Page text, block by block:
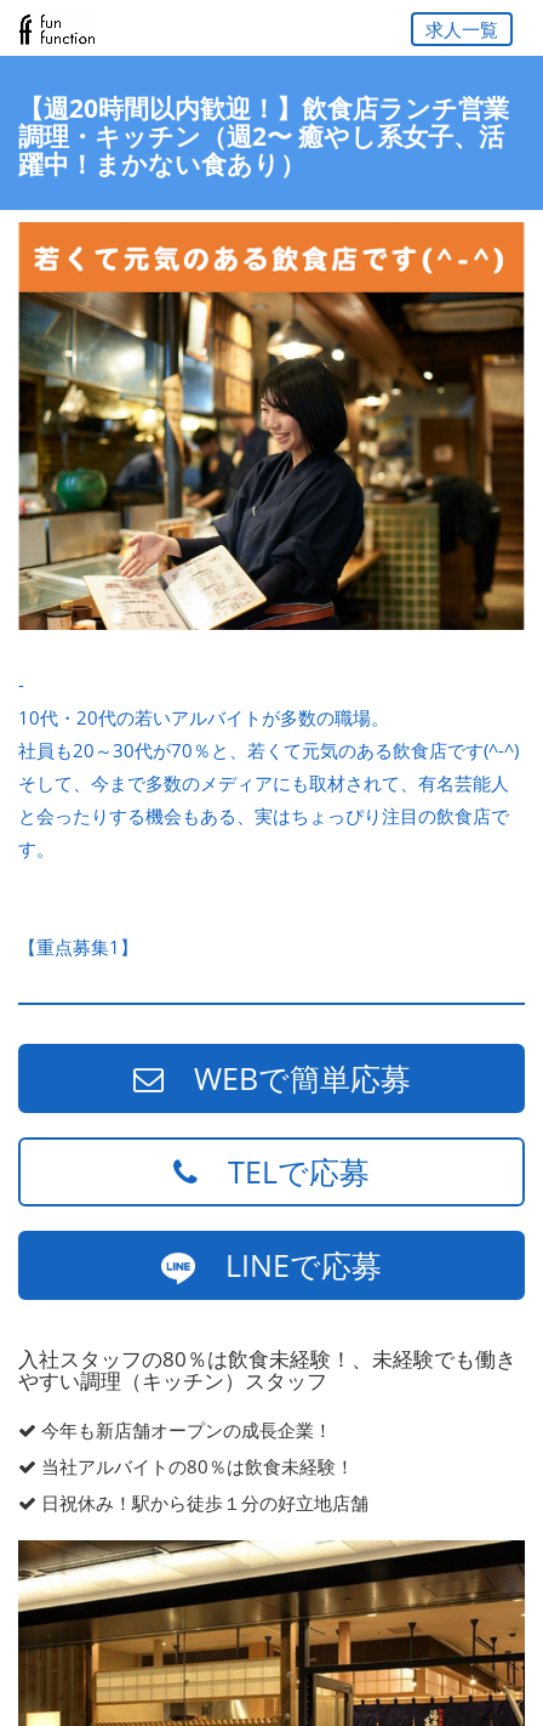
求人一覧
【週20時間以内歓迎！】飲食店ランチ営業
調理・キッチン（週2〜 癒やし系女子、活
躍中！まかない食あり）
-
10代・20代の若いアルバイトが多数の職場。
社員も20～30代が70％と、若くて元気のある飲食店です(^-^)
そして、今まで多数のメディアにも取材されて、有名芸能人
と会ったりする機会もある、実はちょっぴり注目の飲食店で
す。
【重点募集1】
WEBで簡単応募
TELで応募
LINEで応募
入社スタッフの80％は飲食未経験！、未経験でも働き
やすい調理（キッチン）スタッフ
今年も新店舗オープンの成長企業！
当社アルバイトの80％は飲食未経験！
日祝休み！駅から徒歩１分の好立地店舗